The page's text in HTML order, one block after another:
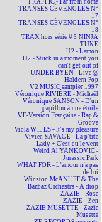
TRAFFIC - Far from home
TRANSES CÉVENOLES N°
17
TRANSES CÉVENOLES N°
18
TRAX hors série # 5 NINJA
TUNE
U2 - Lemon
U2 - Stuck in a moment you
can't get out of
UNDER BYEN - Live @
Haldern Pop
V2 MUSIC sampler 1997
Véronique RIVIÈRE - Michaël
Véronique SANSON - D'un
papillon à une étoile
VF-Version Française - Rap &
Groove
Viola WILLS - It's my pleasure
Vivien SAVAGE - La p'tite
Lady + C'est qu'le vent
Weird Al YANKOVIC -
Jurassic Park
WHAT FOR - L'amour n'a pas
de loi
Winston McANUFF & The
Bazbaz Orchestra - A drop
ZAZIE - Rose
ZAZIE - Zen
ZAZIE MUSETTE - Zazie
Musette